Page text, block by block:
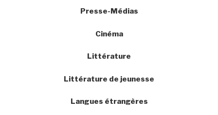
Presse-Médias
Cinéma
Littérature
Littérature de jeunesse
Langues étrangères